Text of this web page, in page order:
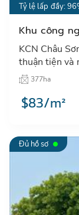
Tỷ lệ lấp đầy:
Khu công
KCN Châu
thuận tiện và
chóng thu
Hàn Quốc, TQ…
377ha
$83/m²
Đủ hồ sơ